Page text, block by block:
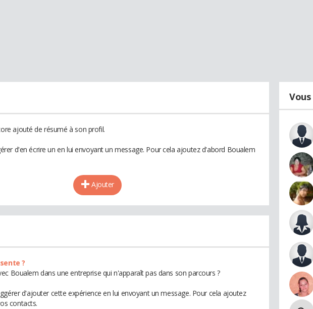
ajouté de résumé à son profil.
d'en écrire un en lui envoyant un message. Pour cela ajoutez d'abord Boualem
Ajouter
?
Boualem dans une entreprise qui n'apparaît pas dans son parcours ?
d'ajouter cette expérience en lui envoyant un message. Pour cela ajoutez
contacts.